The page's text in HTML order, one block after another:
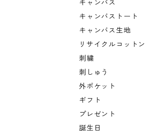
キャンバス
キャンバストート
キャンバス生地
リサイクルコットン
刺繍
刺しゅう
外ポケット
ギフト
プレゼント
誕生日